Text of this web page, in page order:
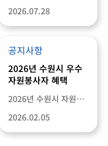
2026.07.28
공지사항
2026년 수원시 우수
자원봉사자 혜택
2026년 수원시 자원봉사자 혜택 안내드립니다. 자원봉사자 종합보험!!! 자원봉사 활동 중 발생할 수 있
2026.02.05